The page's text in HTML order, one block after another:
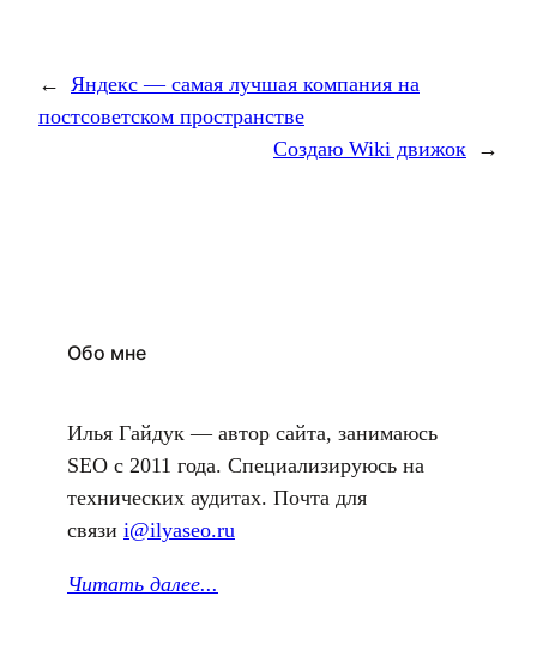
← Яндекс — самая лучшая компания на
постсоветском пространстве
Создаю Wiki движок →
Обо мне
Илья Гайдук — автор сайта, занимаюсь
SEO с 2011 года. Специализируюсь на
технических аудитах. Почта для
связи i@ilyaseo.ru
Читать далее...